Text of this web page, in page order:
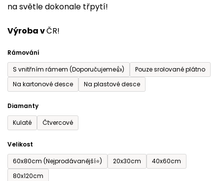
na světle dokonale třpytí!
Výroba vČR!
Rámování
S vnitřním rámem (Doporučujeme👍)
Pouze srolované plátno
Na kartonové desce
Na plastové desce
Diamanty
Kulaté
Čtvercové
Velikost
60x80cm (Nejprodávanější⭐)
20x30cm
40x60cm
80x120cm